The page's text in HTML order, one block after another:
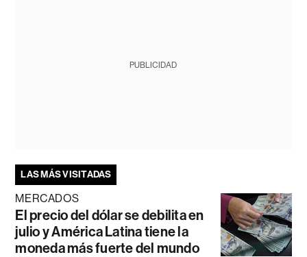
PUBLICIDAD
LAS MÁS VISITADAS
MERCADOS
El precio del dólar se debilita en
julio y América Latina tiene la
moneda más fuerte del mundo